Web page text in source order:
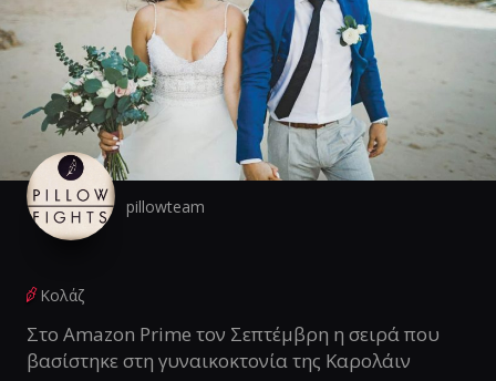
pillowteam
Κολάζ
Στο Amazon Prime τον Σεπτέμβρη η σειρά που
βασίστηκε στη γυναικοκτονία της Καρολάιν